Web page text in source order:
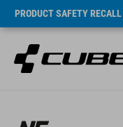
PRODUCT SAFETY RECALL